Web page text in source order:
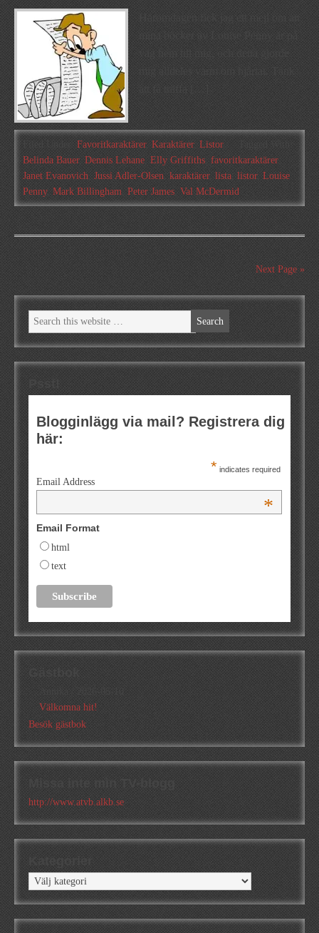
Häromdagen fick jag ett mejl om att
Favoritkaraktärer, Karaktärer, Listor
Tagged With:
Belinda Bauer, Dennis Lehane Elly Griffiths favoritkaraktärer,
Janet Evanovich Jussi Adler-Olsen karaktärer, lista listor, Louise
Penny, Mark Billingham Peter James Val McDermid
Next Page »
Blogginlägg via mail? Registrera dig
här:
* indicates required
Email Address
*
Email Format
html
text
Välkomna hit!
Besök gästbok
Missa inte min TV-blogg
http://www.atvb.alkb.se
Kategorier